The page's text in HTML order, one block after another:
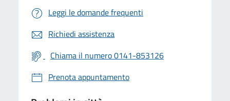
Leggi le domande frequenti
Richiedi assistenza
Chiama il numero 0141-853126
Prenota appuntamento